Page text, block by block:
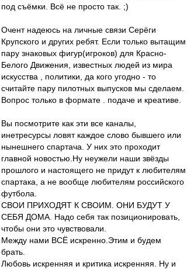
под съёмки. Всё не просто так. ;)
Очент надеюсь на личные связи Серёги
Крупского и других ребят. Если только вытащим
пару знаковых фигур(игроков) для Красно-
Белого Движения, известных людей из мира
искусства , политики, да кого угодно - то
считайте пару пилотных выпусков мы сделаем.
Вопрос только в формате . подаче и креативе.
Вы посмотрите как эти все каналы,
инетресурсы ловят каждое слово бывшего или
нынешнего спартача. У них это проходит
главной новостью.Ну неужели наши звёзды
прошлого и настоящего не придут к любителям
спартака, а не вообще любителям российского
футбола.
СВОИ ПРИХОДЯТ К СВОИМ. ОНИ БУДУТ У
СЕБЯ ДОМА. Надо себя так позиционировать,
чтобы они это чувствовали.
Между нами ВСЁ искренно.Этим и будем
брать.
Любовь искренняя и критика искренняя. Ну и